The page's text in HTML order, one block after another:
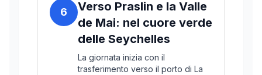
6
Verso Praslin e la Valle
de Mai: nel cuore verde
delle Seychelles
La giornata inizia con il
trasferimento verso il porto di La